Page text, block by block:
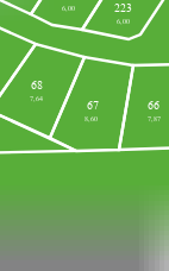
7,87
66
8,60
67
7,64
68
6,00
6,00
223